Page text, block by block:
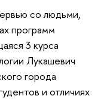
со людьми,
программ
3 курса
Лукашевич
города
и отличиях